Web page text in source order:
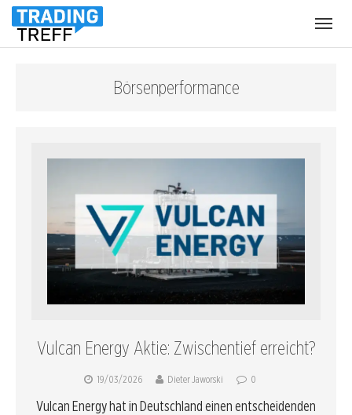
Börsenperformance
Vulcan Energy Aktie: Zwischentief erreicht?
19/03/2026 Dieter Jaworski 0
Vulcan Energy hat in Deutschland einen entscheidenden